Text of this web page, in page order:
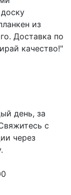
из
Доставка по
качество!"
день, за
с
через